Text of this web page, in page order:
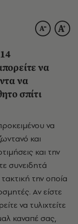
να
να
σπίτι
να
και
και την
συνειδητά
την οποία
Αν είστε
να τυλιχτείτε
καναπέ σας,